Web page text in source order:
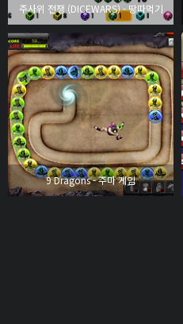
주사위 전쟁 (DICEWARS) - 땅따먹기
9 Dragons - 주마 게임